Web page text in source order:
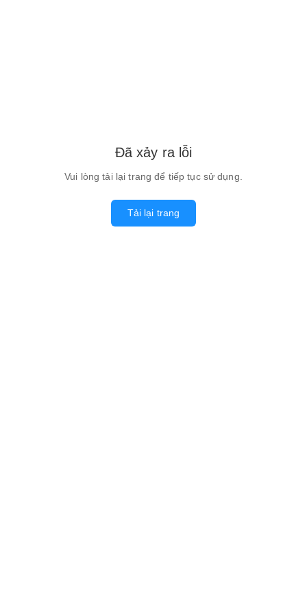
Đã xảy ra lỗi
Vui lòng tải lại trang để tiếp tục sử dụng.
Tải lại trang